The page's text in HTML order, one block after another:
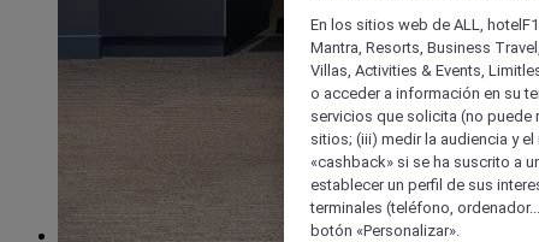
En los sitios web de ALL,
Mantra, Resorts, Business
Villas, Activities & Events,
o acceder a información en su
servicios que solicita (no puede
sitios; (iii) medir la audiencia y
«cashback» si se ha suscrito a
establecer un perfil de sus
terminales (teléfono,
botón «Personalizar».